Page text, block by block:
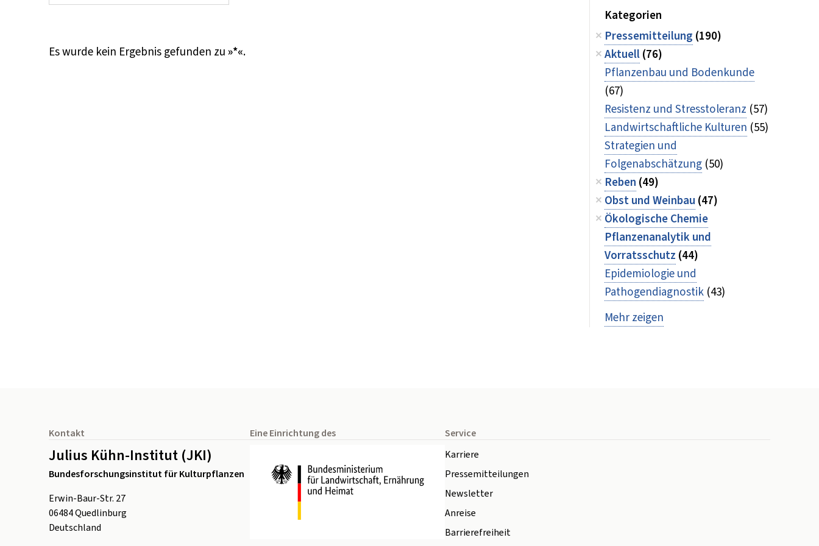
Es wurde kein Ergebnis gefunden zu»*«.
Kategorien
Pressemitteilung (190)
Aktuell(76)
Pflanzenbau und Bodenkunde
(67)
Resistenz und Stresstoleranz (57)
Landwirtschaftliche Kulturen (55)
Strategien und
Folgenabschätzung (50)
Reben (49)
Obst und Weinbau (47)
Ökologische Chemie
Pflanzenanalytik und
Vorratsschutz (44)
Epidemiologie und
Pathogendiagnostik (43)
Mehr zeigen
Kontakt
Julius Kühn-Institut (JKI)
Bundesforschungsinstitut für Kulturpflanzen
Erwin-Baur-Str. 27
06484Quedlinburg
Deutschland
Eine Einrichtung des
Service
Karriere
Pressemitteilungen
Newsletter
Anreise
Barrierefreiheit